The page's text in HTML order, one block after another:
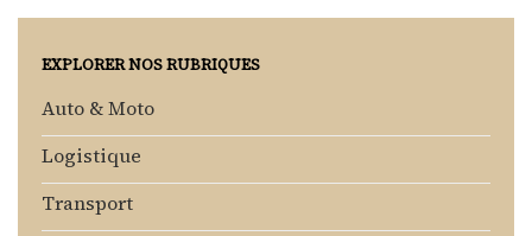
EXPLORER NOS RUBRIQUES
Auto & Moto
Logistique
Transport